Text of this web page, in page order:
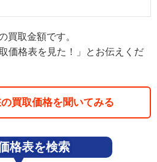
買取金額です。
価格表を見た！」とお伝えくだ
買取価格を聞いてみる
格表を検索